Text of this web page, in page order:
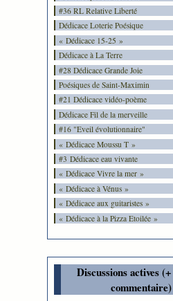
#36 RL Relative Liberté
Dédicace Loterie Poésique
« Dédicace 15-25 »
Dédicace à La Terre
#28 Dédicace Grande Joie
Poésiques de Saint-Maximin
#21 Dédicace vidéo-poème
Dédicace Fil de la merveille
#16 "Eveil évolutionnaire"
« Dédicace Moussu T »
#3 Dédicace eau vivante
« Dédicace Vivre la mer »
« Dédicace à Vénus »
« Dédicace aux guitaristes »
« Dédicace à la Pizza Etoilée »
Discussions actives (+
commentaire)